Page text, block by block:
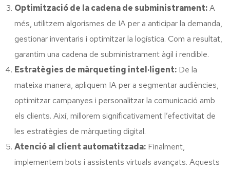
Optimització de la cadena de subministrament:A
més, utilitzem algorismes de IA per a anticipar la demanda,
gestionar inventaris i optimitzar la logística. Com a resultat,
garantim una cadena de subministrament àgil i rendible.
Estratègies de màrqueting intel·ligent: De la
mateixa manera, apliquem IA per a segmentar audiències,
optimitzar campanyes i personalitzar la comunicació amb
els clients. Així, millorem significativament l’efectivitat de
les estratègies de màrqueting digital.
Atenció al client automatitzada: Finalment,
implementem bots i assistents virtuals avançats. Aquests